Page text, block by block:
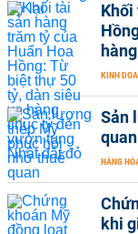
Khối
KINH
Sản
quan
HÀNG
khi